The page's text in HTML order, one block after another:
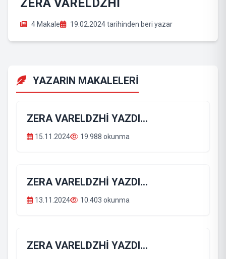
ZERA VARELDZHİ
4 Makale 19.02.2024 tarihinden beri yazar
YAZARIN MAKALELERİ
ZERA VARELDZHİ YAZDI...
15.11.2024 19.988 okunma
ZERA VARELDZHİ YAZDI...
13.11.2024 10.403 okunma
ZERA VARELDZHİ YAZDI...